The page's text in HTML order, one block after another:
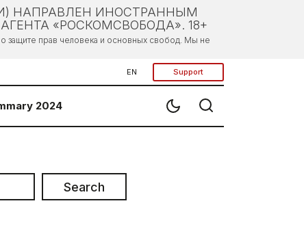
НАПРАВЛЕН ИНОСТРАННЫМ
«РОСКОМСВОБОДА». 18+
защите прав человека и основных свобод. Мы не
EN Support
2024
Search